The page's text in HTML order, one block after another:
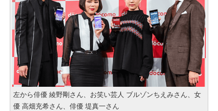
左から俳優 綾野剛さん、お笑い芸人 ブルゾンちえみさん、女
優 高畑充希さん、俳優 堤真一さん